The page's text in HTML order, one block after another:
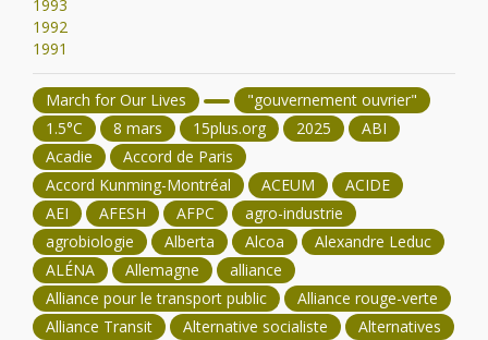
1993
1992
1991
March for Our Lives
"gouvernement ouvrier"
1.5°C
8 mars 15plus.org 2025
ABI
Acadie
Accord de Paris
Accord Kunming-Montréal
ACEUM
ACIDE
AEI
AFESH AFPC
agro-industrie
agrobiologie
Alberta Alcoa
Alexandre Leduc
ALÉNA
Allemagne
alliance
Alliance pour le transport public
Alliance rouge-verte
Alliance Transit
Alternative socialiste Alternatives